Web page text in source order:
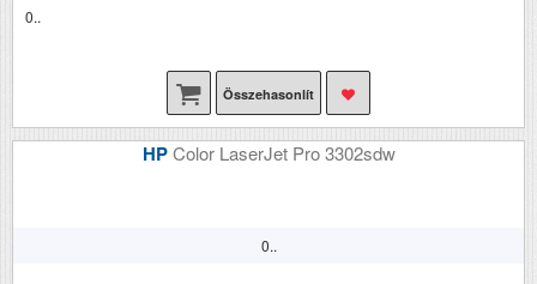
0..
Összehasonlít
HPColor LaserJet Pro 3302sdw
0..